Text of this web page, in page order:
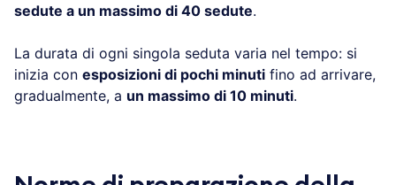
sedute a un massimo di 40 sedute.
La durata di ogni singola seduta varia nel tempo: si
inizia con esposizioni di pochi minuti fino ad arrivare,
gradualmente, a un massimo di 10 minuti.